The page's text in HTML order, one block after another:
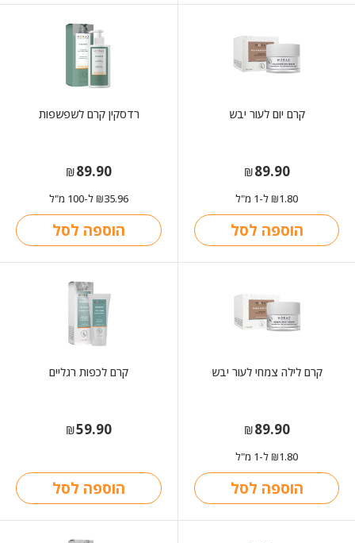
קרם יום לעור יבש
₪89.90
₪1.80 ל-1 מ"ל
הוספה לסל
רדסקין קרם לשפשפות
₪89.90
₪35.96 ל-100 מ"ל
הוספה לסל
קרם לילה צמחי לעור יבש
₪89.90
₪1.80 ל-1 מ"ל
הוספה לסל
קרם לכפות רגליים
₪59.90
הוספה לסל